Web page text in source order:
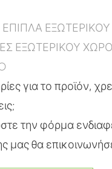
ΕΠΙΠΛΑ
ΕΞΩΤΕΡΙΚΟΥ
για το προϊόν,
την φόρμα
μας θα